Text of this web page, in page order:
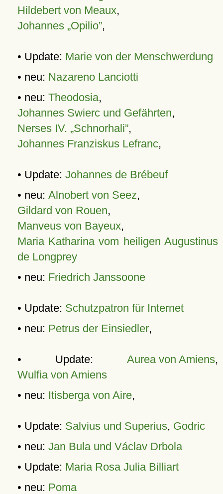
Hildebert von Meaux,
Johannes „Opilio”,
• Update: Marie von der Menschwerdung
• neu: Nazareno Lanciotti
• neu: Theodosia,
Johannes Swierc und Gefährten,
Nerses IV. „Schnorhali”,
Johannes Franziskus Lefranc,
• Update: Johannes de Brébeuf
• neu: Alnobert von Seez,
Gildard von Rouen,
Manveus von Bayeux,
Maria Katharina vom heiligen Augustinus
de Longprey
• neu: Friedrich Janssoone
• Update: Schutzpatron für Internet
• neu: Petrus der Einsiedler,
• Update: Aurea von Amiens,
Wulfia von Amiens
• neu: Itisberga von Aire,
• Update: Salvius und Superius, Godric
• neu: Jan Bula und Václav Drbola
• Update: Maria Rosa Julia Billiart
• neu: Poma